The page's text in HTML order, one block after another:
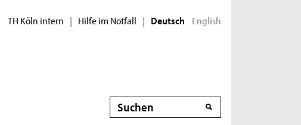
TH Köln intern | Hilfe im Notfall | Deutsch English
Suche